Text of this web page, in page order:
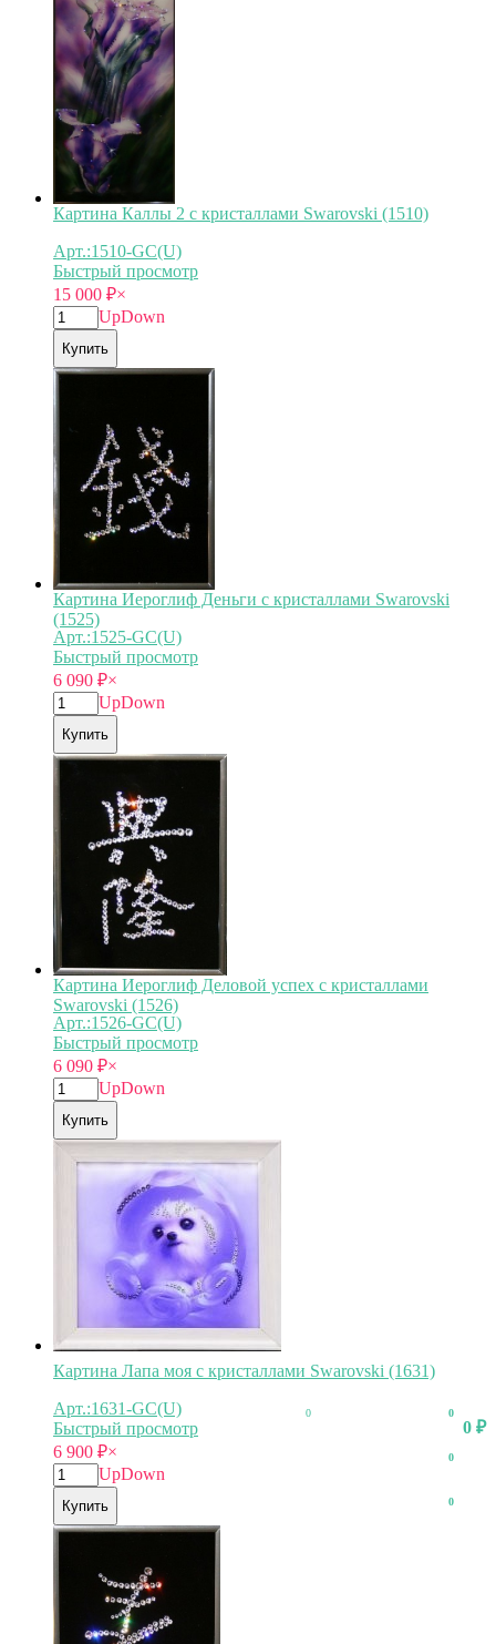
0
0 ₽
0
0
0
Картина Каллы 2 с кристаллами Swarovski (1510)
Арт.:1510-GC(U)
Быстрый просмотр
15 000 ₽×
UpDown
Купить
Картина Иероглиф Деньги с кристаллами Swarovski
(1525)
Арт.:1525-GC(U)
Быстрый просмотр
6 090 ₽×
UpDown
Купить
Картина Иероглиф Деловой успех с кристаллами
Swarovski (1526)
Арт.:1526-GC(U)
Быстрый просмотр
6 090 ₽×
UpDown
Купить
Картина Лапа моя с кристаллами Swarovski (1631)
Арт.:1631-GC(U)
Быстрый просмотр
6 900 ₽×
UpDown
Купить